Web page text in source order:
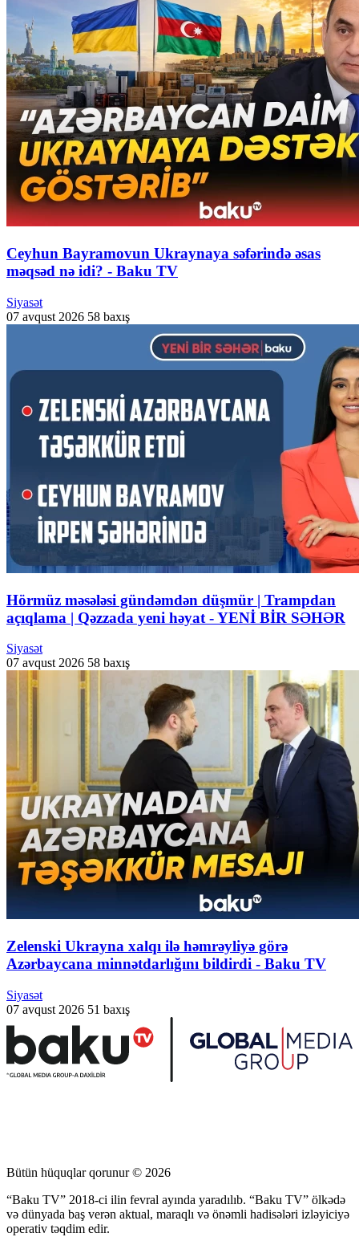
Ceyhun Bayramovun Ukraynaya səfərində əsas
məqsəd nə idi? - Baku TV
Siyasət
07 avqust 2026 58 baxış
Hörmüz məsələsi gündəmdən düşmür | Trampdan
açıqlama | Qəzzada yeni həyat - YENİ BİR SƏHƏR
Siyasət
07 avqust 2026 58 baxış
Zelenski Ukrayna xalqı ilə həmrəyliyə görə
Azərbaycana minnətdarlığını bildirdi - Baku TV
Siyasət
07 avqust 2026 51 baxış
Bütün hüquqlar qorunur © 2026
“Baku TV” 2018-ci ilin fevral ayında yaradılıb. “Baku TV” ölkədə
və dünyada baş verən aktual, maraqlı və önəmli hadisələri izləyiciyə
operativ təqdim edir.